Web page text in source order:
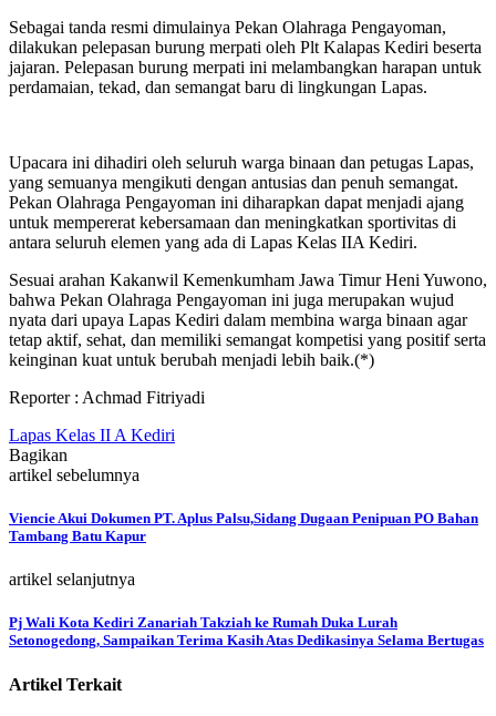
Sebagai tanda resmi dimulainya Pekan Olahraga Pengayoman,
dilakukan pelepasan burung merpati oleh Plt Kalapas Kediri beserta
jajaran. Pelepasan burung merpati ini melambangkan harapan untuk
perdamaian, tekad, dan semangat baru di lingkungan Lapas.
Upacara ini dihadiri oleh seluruh warga binaan dan petugas Lapas,
yang semuanya mengikuti dengan antusias dan penuh semangat.
Pekan Olahraga Pengayoman ini diharapkan dapat menjadi ajang
untuk mempererat kebersamaan dan meningkatkan sportivitas di
antara seluruh elemen yang ada di Lapas Kelas IIA Kediri.
Sesuai arahan Kakanwil Kemenkumham Jawa Timur Heni Yuwono,
bahwa Pekan Olahraga Pengayoman ini juga merupakan wujud
nyata dari upaya Lapas Kediri dalam membina warga binaan agar
tetap aktif, sehat, dan memiliki semangat kompetisi yang positif serta
keinginan kuat untuk berubah menjadi lebih baik.(*)
Reporter : Achmad Fitriyadi
Lapas Kelas II A Kediri
Bagikan
artikel sebelumnya
Viencie Akui Dokumen PT. Aplus Palsu,Sidang Dugaan Penipuan PO Bahan
Tambang Batu Kapur
artikel selanjutnya
Pj Wali Kota Kediri Zanariah Takziah ke Rumah Duka Lurah
Setonogedong, Sampaikan Terima Kasih Atas Dedikasinya Selama Bertugas
Artikel Terkait